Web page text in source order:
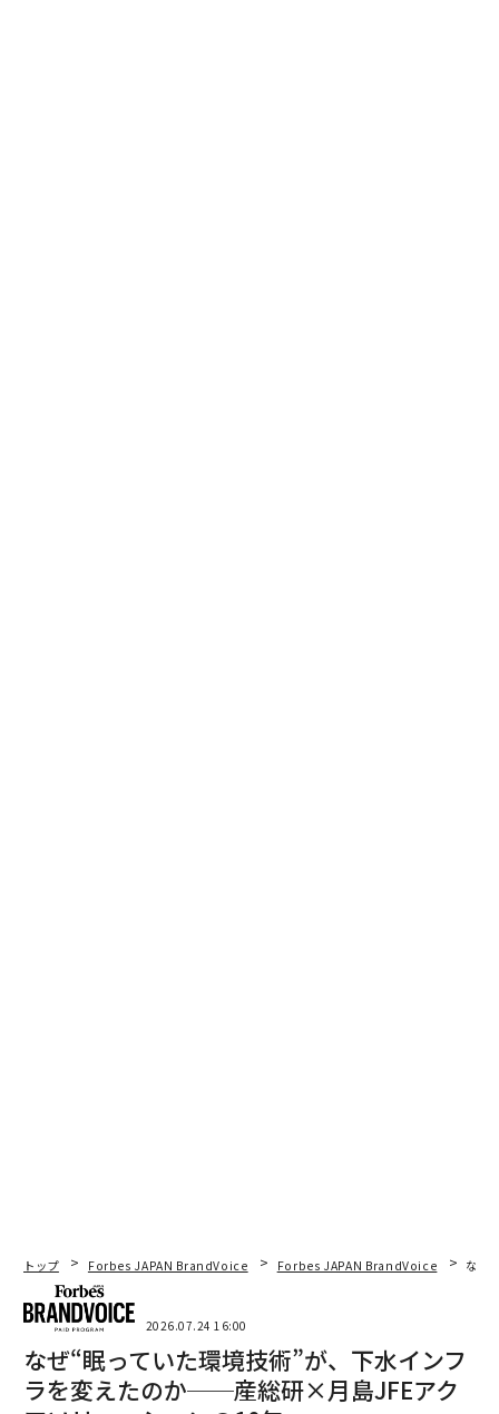
トップ Forbes JAPAN BrandVoice Forbes JAPAN BrandVoice なぜ
2026.07.24 16:00
なぜ“眠っていた環境技術”が、下水インフ
ラを変えたのか──産総研×月島JFEアク